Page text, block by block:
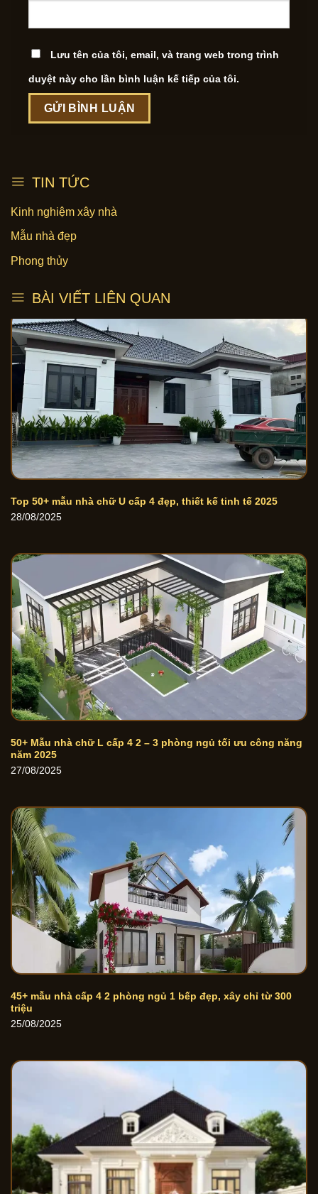
Lưu tên của tôi, email, và trang web trong trình
duyệt này cho lần bình luận kế tiếp của tôi.
TIN TỨC
Kinh nghiệm xây nhà
Mẫu nhà đẹp
Phong thủy
BÀI VIẾT LIÊN QUAN
Top 50+ mẫu nhà chữ U cấp 4 đẹp, thiết kế tinh tế 2025
28/08/2025
50+ Mẫu nhà chữ L cấp 4 2 – 3 phòng ngủ tối ưu công năng
năm 2025
27/08/2025
45+ mẫu nhà cấp 4 2 phòng ngủ 1 bếp đẹp, xây chỉ từ 300
triệu
25/08/2025